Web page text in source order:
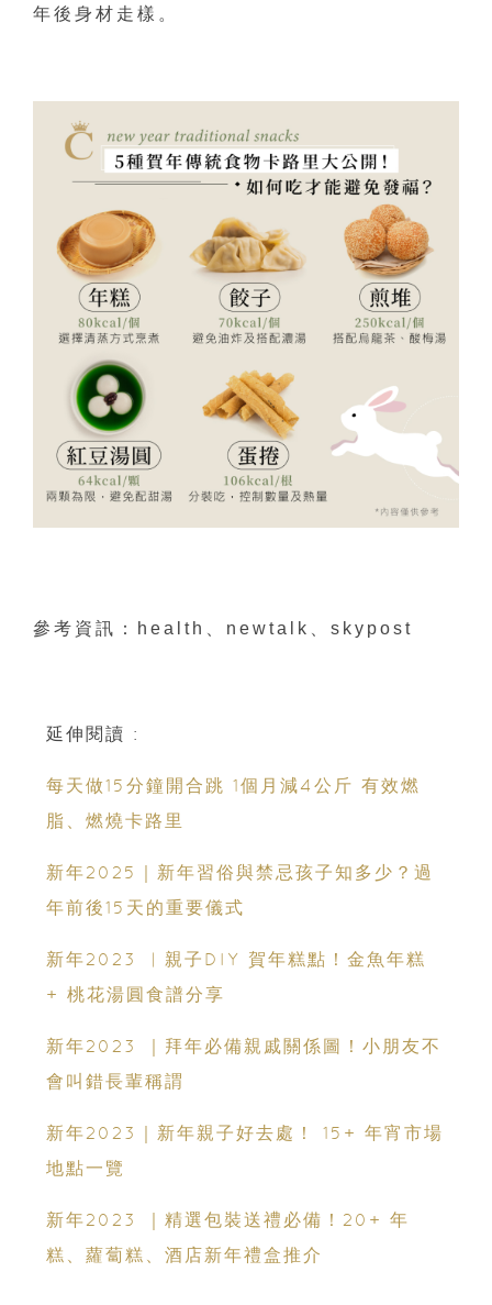
年後身材走樣。
參考資訊：health、newtalk、skypost
延伸閱讀 :
每天做15分鐘開合跳 1個月減4公斤 有效燃
脂、燃燒卡路里
新年2025｜新年習俗與禁忌孩子知多少？過
年前後15天的重要儀式
新年2023 ︳親子DIY 賀年糕點！金魚年糕
+ 桃花湯圓食譜分享
新年2023 ｜拜年必備親戚關係圖！小朋友不
會叫錯長輩稱謂
新年2023｜新年親子好去處！ 15+ 年宵市場
地點一覽
新年2023 ｜精選包裝送禮必備！20+ 年
糕、蘿蔔糕、酒店新年禮盒推介